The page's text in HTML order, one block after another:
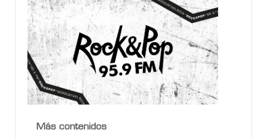
Más contenidos